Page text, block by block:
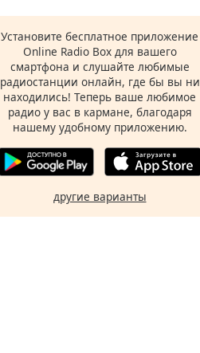
Установите бесплатное приложение
Online Radio Box для вашего
смартфона и слушайте любимые
радиостанции онлайн, где бы вы ни
находились! Теперь ваше любимое
радио у вас в кармане, благодаря
нашему удобному приложению.
другие варианты